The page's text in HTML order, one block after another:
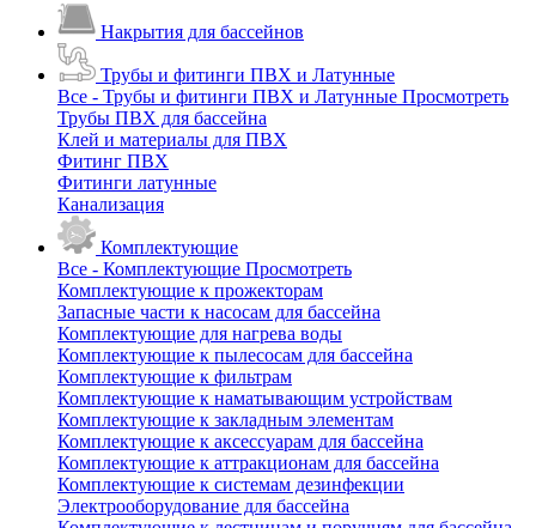
Накрытия для бассейнов
Трубы и фитинги ПВХ и Латунные
Все - Трубы и фитинги ПВХ и Латунные Просмотреть
Трубы ПВХ для бассейна
Клей и материалы для ПВХ
Фитинг ПВХ
Фитинги латунные
Канализация
Комплектующие
Все - Комплектующие Просмотреть
Комплектующие к прожекторам
Запасные части к насосам для бассейна
Комплектующие для нагрева воды
Комплектующие к пылесосам для бассейна
Комплектующие к фильтрам
Комплектующие к наматывающим устройствам
Комплектующие к закладным элементам
Комплектующие к аксессуарам для бассейна
Комплектующие к аттракционам для бассейна
Комплектующие к системам дезинфекции
Электрооборудование для бассейна